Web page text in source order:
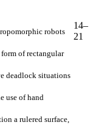
robots
of rectangular
deadlock situations
use of hand
a rulered surface,
14–
21